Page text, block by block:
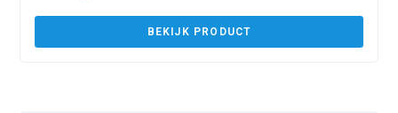
BEKIJK PRODUCT